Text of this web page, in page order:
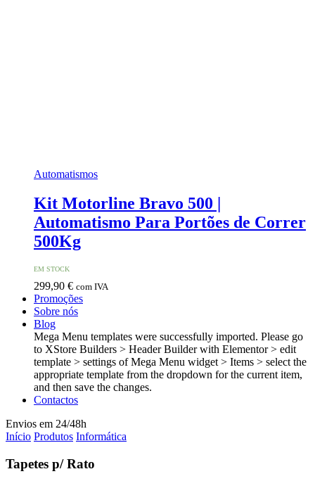
Automatismos
Kit Motorline Bravo 500 |
Automatismo Para Portões de Correr
500Kg
EM STOCK
299,90 € com IVA
Promoções
Sobre nós
Blog
Mega Menu templates were successfully imported. Please go
to XStore Builders > Header Builder with Elementor > edit
template > settings of Mega Menu widget > Items > select the
appropriate template from the dropdown for the current item,
and then save the changes.
Contactos
Envios em 24/48h
Início Produtos Informática
Tapetes p/ Rato